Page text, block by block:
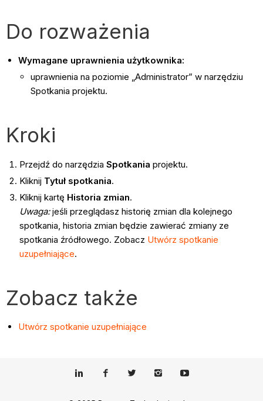
Do rozważenia
Wymagane uprawnienia użytkownika:
uprawnienia na poziomie „Administrator” w narzędziu
Spotkania projektu.
Kroki
Przejdź do narzędzia Spotkania projektu.
Kliknij Tytuł spotkania.
Kliknij kartę Historia zmian.
Uwaga:jeśli przeglądasz historię zmian dla kolejnego
spotkania, historia zmian będzie zawierać zmiany ze
spotkania źródłowego. Zobacz Utwórz spotkanie
uzupełniające.
Zobacz także
Utwórz spotkanie uzupełniające